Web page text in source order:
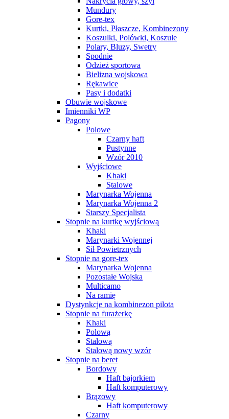
Mundury
Gore-tex
Kurtki, Płaszcze, Kombinezony
Koszulki, Polówki, Koszule
Polary, Bluzy, Swetry
Spodnie
Odzież sportowa
Bielizna wojskowa
Rękawice
Pasy i dodatki
Obuwie wojskowe
Imienniki WP
Pagony
Polowe
Czarny haft
Pustynne
Wzór 2010
Wyjściowe
Khaki
Stalowe
Marynarka Wojenna
Marynarka Wojenna 2
Starszy Specjalista
Stopnie na kurtkę wyjściową
Khaki
Marynarki Wojennej
Sił Powietrznych
Stopnie na gore-tex
Marynarka Wojenna
Pozostałe Wojska
Multicamo
Na ramię
Dystynkcje na kombinezon pilota
Stopnie na furażerkę
Khaki
Polową
Stalową
Stalową nowy wzór
Stopnie na beret
Bordowy
Haft bajorkiem
Haft komputerowy
Brązowy
Haft komputerowy
Czarny